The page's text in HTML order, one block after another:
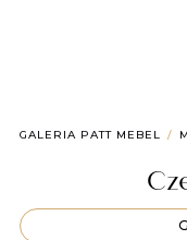
GALERIA PATT MEBEL